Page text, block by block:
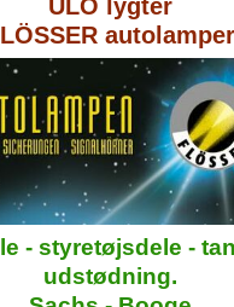
ULO lygter
autolamper
- styretøjsdele -
udstødning.